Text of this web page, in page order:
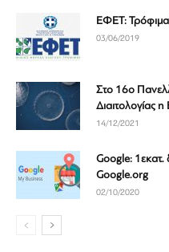
ΕΦΕΤ: Τρόφιμα
03/06/2019
Στο 16ο
Διαιτολογίας
14/12/2021
Google: 1εκατ.
Google.org
02/10/2020